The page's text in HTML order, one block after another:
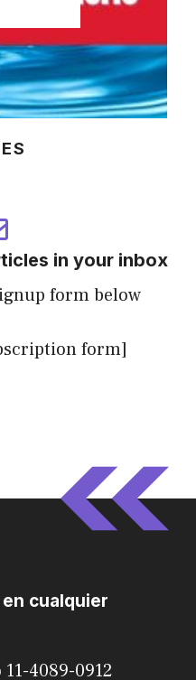
in your inbox
form below
form]
cualquier
4089-0912